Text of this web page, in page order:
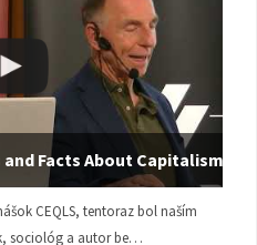
Facts About Capitalism
CEQLS, tentoraz bol naším
sociológ a autor be…